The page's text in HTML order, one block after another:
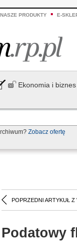
PRODUKTY E-
Ekonomia i biznes
Zobacz ofertę
POPRZEDNI ARTYKUŁ Z
Podatowy